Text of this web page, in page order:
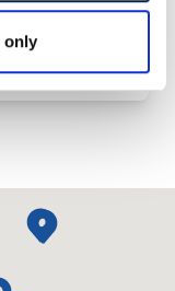
only